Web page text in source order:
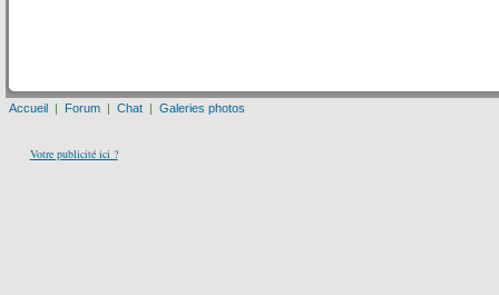
Accueil | Forum | Chat | Galeries photos
Votre publicité ici ?